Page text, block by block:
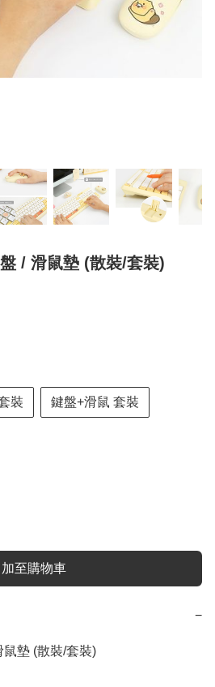
/ 滑鼠墊 (散裝/套裝)
裝 鍵盤+滑鼠 套裝
加至購物車
−
墊 (散裝/套裝)